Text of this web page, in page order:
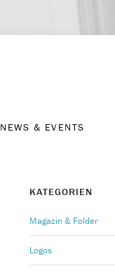
NEWS & EVENTS
KATEGORIEN
Magazin & Folder
Logos